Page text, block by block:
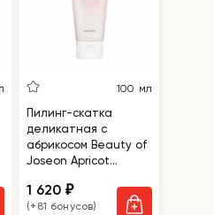
100 мл
Пилинг-скатка
деликатная с
абрикосом Beauty of
Joseon Apricot
1 620₽
(+81 бонусов)